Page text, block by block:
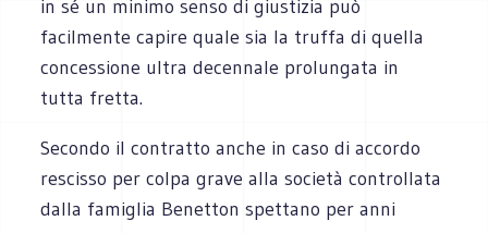
in sé un minimo senso di giustizia può
facilmente capire quale sia la truffa di quella
concessione ultra decennale prolungata in
tutta fretta.
Secondo il contratto anche in caso di accordo
rescisso per colpa grave alla società controllata
dalla famiglia Benetton spettano per anni